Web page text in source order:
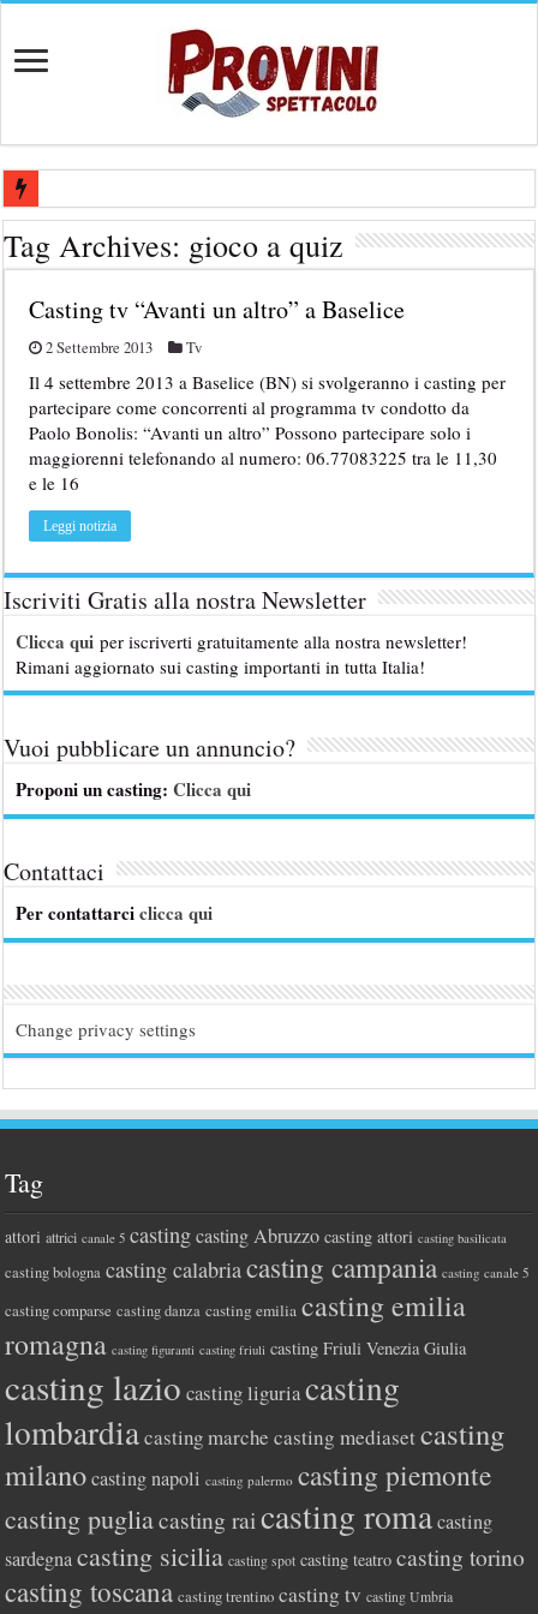
Casting attore per “Luna: dialogo tra un Poeta e una Prostituta” –
Casting per coppia: Realizzazione shooting foto e video retribuito
Casting per nuovo lungometraggio: si cercano attori, attrici e
Ricerca tastierista per Tribute Band dedicata ad Eros Ramazzotti –
Tag Archives: gioco a quiz
Casting tv “Avanti un altro” a Baselice
2 Settembre 2013 Tv
Il 4 settembre 2013 a Baselice (BN) si svolgeranno i casting per
partecipare come concorrenti al programma tv condotto da
Paolo Bonolis: “Avanti un altro” Possono partecipare solo i
maggiorenni telefonando al numero: 06.77083225 tra le 11,30
e le 16
Leggi notizia
Iscriviti Gratis alla nostra Newsletter
Clicca qui per iscriverti gratuitamente alla nostra newsletter!
Rimani aggiornato sui casting importanti in tutta Italia!
Vuoi pubblicare un annuncio?
Proponi un casting:Clicca qui
Contattaci
Per contattarciclicca qui
Change privacy settings
Tag
attori attrici canale 5 casting casting Abruzzo casting attori casting basilicata
casting bologna casting calabriacasting campania casting canale 5
casting comparse casting danza casting emilia casting emilia
romagna casting figuranti casting friuli casting Friuli Venezia Giulia
casting lazio casting liguriacasting
lombardiacasting marche casting mediasetcasting
milano casting napoli casting palermo casting piemonte
casting pugliacasting raicasting roma casting
sardegna casting sicilia casting spot casting teatro casting torino
casting toscana casting trentino casting tv casting Umbria